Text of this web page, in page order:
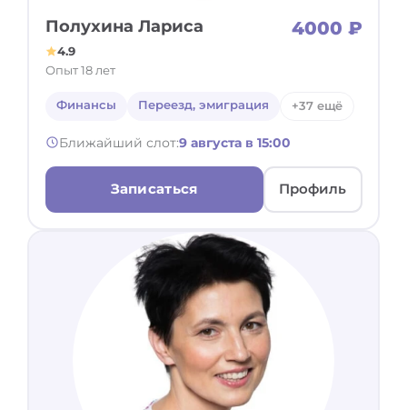
Полухина Лариса 4000 ₽
4.9
Опыт 18 лет
Финансы Переезд, эмиграция +37 ещё
Ближайший слот:9 августа в 15:00
Записаться Профиль